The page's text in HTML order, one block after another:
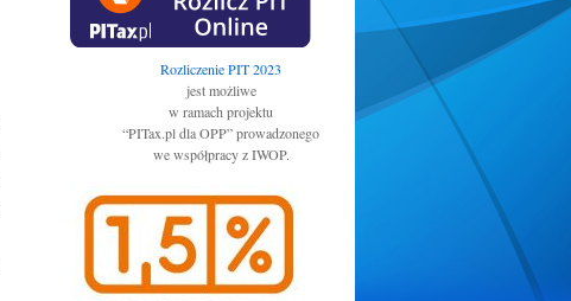
Rozliczenie PIT 2023
jest możliwe
w ramach projektu
“PITax.pl dla OPP” prowadzonego
we współpracy z IWOP.